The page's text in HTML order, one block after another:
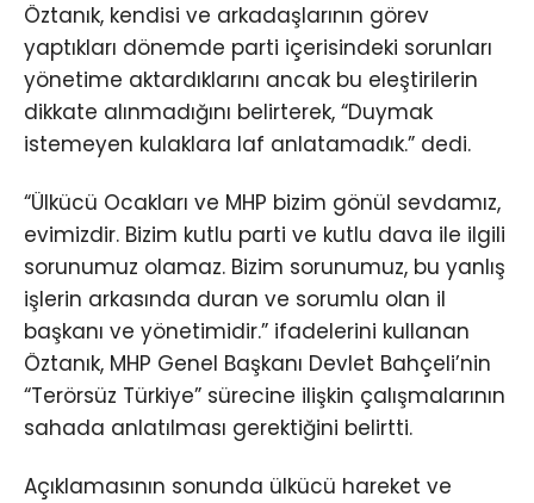
Öztanık, kendisi ve arkadaşlarının görev
yaptıkları dönemde parti içerisindeki sorunları
yönetime aktardıklarını ancak bu eleştirilerin
dikkate alınmadığını belirterek, “Duymak
istemeyen kulaklara laf anlatamadık.” dedi.
“Ülkücü Ocakları ve MHP bizim gönül sevdamız,
evimizdir. Bizim kutlu parti ve kutlu dava ile ilgili
sorunumuz olamaz. Bizim sorunumuz, bu yanlış
işlerin arkasında duran ve sorumlu olan il
başkanı ve yönetimidir.” ifadelerini kullanan
Öztanık, MHP Genel Başkanı Devlet Bahçeli’nin
“Terörsüz Türkiye” sürecine ilişkin çalışmalarının
sahada anlatılması gerektiğini belirtti.
Açıklamasının sonunda ülkücü hareket ve